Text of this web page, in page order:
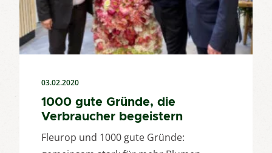
03.02.2020
1000 gute Gründe, die
Verbraucher begeistern
Fleurop und 1000 gute Gründe: